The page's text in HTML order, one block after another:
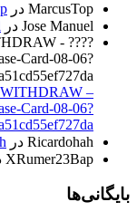
MarcusTop در
Jose Manuel در
-
Card-08-06?
????️
WITHDRAW –
Card-08-06?
????️
Ricardohah در
XRumer23Bap
بایگانی‌ها